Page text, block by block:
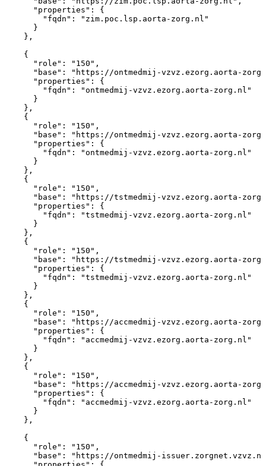
"properties" :
{
"fqdn" :
"zim.poc.lsp.aorta-zorg.nl"
}
} ,
{
"role" : "150" ,
"base" :
"https://ontmedmij-vzvz.ezorg.aorta-
"properties" :
{
"fqdn" :
"ontmedmij-vzvz.ezorg.aorta-zorg.nl"
}
} ,
{
"role" : "150" ,
"base" :
"https://ontmedmij-vzvz.ezorg.aorta-
"properties" :
{
"fqdn" :
"ontmedmij-vzvz.ezorg.aorta-zorg.nl"
}
} ,
{
"role" : "150" ,
"base" :
"https://tstmedmij-vzvz.ezorg.aorta-
"properties" :
{
"fqdn" :
"tstmedmij-vzvz.ezorg.aorta-zorg.nl"
}
} ,
{
"role" : "150" ,
"base" :
"https://tstmedmij-vzvz.ezorg.aorta-
"properties" :
{
"fqdn" :
"tstmedmij-vzvz.ezorg.aorta-zorg.nl"
}
} ,
{
"role" : "150" ,
"base" :
"https://accmedmij-vzvz.ezorg.aorta-
"properties" :
{
"fqdn" :
"accmedmij-vzvz.ezorg.aorta-zorg.nl"
}
} ,
{
"role" : "150" ,
"base" :
"https://accmedmij-vzvz.ezorg.aorta-
"properties" :
{
"fqdn" :
"accmedmij-vzvz.ezorg.aorta-zorg.nl"
}
} ,
{
"role" : "150" ,
"base" :
"https://ontmedmij-